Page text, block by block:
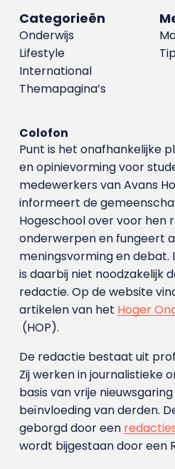
Categorieën
Onderwijs
Lifestyle
International
Themapagina’s
Colofon
Punt is het onafhankelijke
en opinievorming voor
medewerkers van Avans
informeert de
Hogeschool over voor hen
onderwerpen en fungeert
meningsvorming en debat.
is daarbij niet noodzakelijk
redactie. Op de website
artikelen van het Hoger
(HOP).
De redactie bestaat uit
Zij werken in journalistieke
basis van vrije
beïnvloeding van derden.
geborgd door een
wordt bijgestaan door een